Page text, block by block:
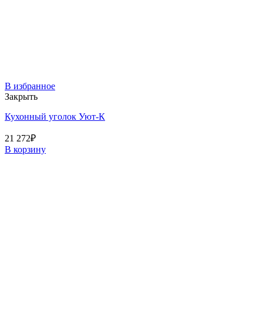
В избранное
Закрыть
Кухонный уголок Уют-К
21 272₽
В корзину